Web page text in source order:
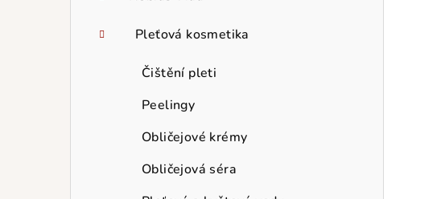
Pleťová kosmetika
Čištění pleti
Peelingy
Obličejové krémy
Obličejová séra